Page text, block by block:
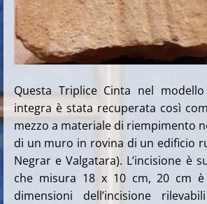
Questa Triplice Cinta nel
integra è stata recuperata così
mezzo a materiale di riempimento
di un muro in rovina di un edificio
Negrar e Valgatara). L’incisione è
che misura 18 x 10 cm, 20 cm
dimensioni dell’incisione